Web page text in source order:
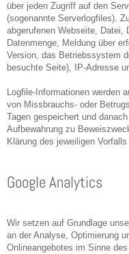
über jeden Zugriff auf den
(sogenannte Serverlogfiles).
abgerufenen Webseite, Datei,
Datenmenge, Meldung über
Version, das Betriebssystem
besuchte Seite), IP-Adresse
Logfile-Informationen werden
von Missbrauchs- oder
Tagen gespeichert und
Aufbewahrung zu
Klärung des jeweiligen
Google Analytics
Wir setzen auf Grundlage
an der Analyse, Optimierung
Onlineangebotes im Sinne